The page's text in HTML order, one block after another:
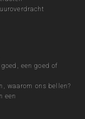
een goed of
waarom ons bellen?
een